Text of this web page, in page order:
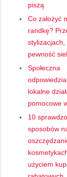
piszą
Co założyć
randkę?
pewność
Społeczna
lokalne
pomocowe
10
sposobów
użyciem